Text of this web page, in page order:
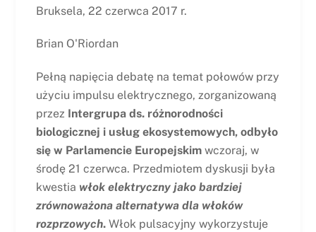
Bruksela, 22 czerwca 2017 r.
Brian O'Riordan
Pełną napięcia debatę na temat połowów przy
użyciu impulsu elektrycznego, zorganizowaną
przez Intergrupa ds. różnorodności
biologicznej i usług ekosystemowych, odbyło
się w Parlamencie Europejskimwczoraj, w
środę 21 czerwca. Przedmiotem dyskusji była
kwestia włok elektryczny jako bardziej
zrównoważona alternatywa dla włoków
rozprzowych.Włok pulsacyjny wykorzystuje